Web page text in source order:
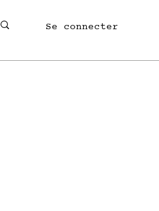
Se connecter